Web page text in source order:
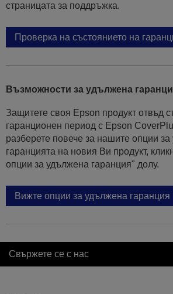
страницата за поддръжка.
Проверка на състоянието на
Възможности за удължена
Защитете своя Epson продукт отвъд
гаранционен период с Epson
разберете повече за нашите опции
гаранцията на новия Ви продукт,
опции за удължена гаранция" долу.
Вижте опции за удължена гаранция
Свържете се с нас